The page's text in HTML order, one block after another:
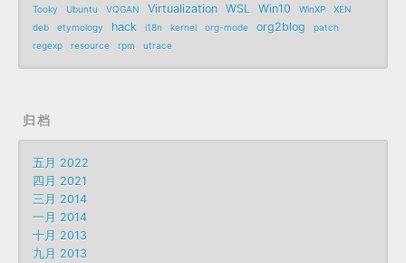
Tooky
Ubuntu VQGAN Virtualization WSL Win10 WinXP
XEN
deb
etymology hack i18n kernel org-mode org2blog
patch
regexp
resource rpm utrace
归档
五月 2022
四月 2021
三月 2014
一月 2014
十月 2013
九月 2013